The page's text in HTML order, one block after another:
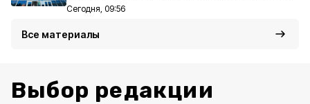
Сегодня, 09:56
Все материалы
Выбор редакции